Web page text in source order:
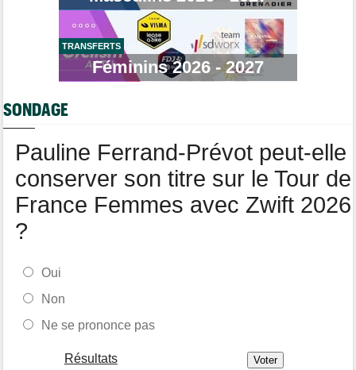
Voici la sélection française pour les Championnats du monde
Joe Blackmore devrait rejoindre une armada du WorldTour
Romain Bardet hospitalisé après une chute dans la descente du
TRANSFERTS
Féminins 2026 - 2027
SONDAGE
Pauline Ferrand-Prévot peut-elle
conserver son titre sur le Tour de
France Femmes avec Zwift 2026
?
Oui
Non
Ne se prononce pas
Résultats